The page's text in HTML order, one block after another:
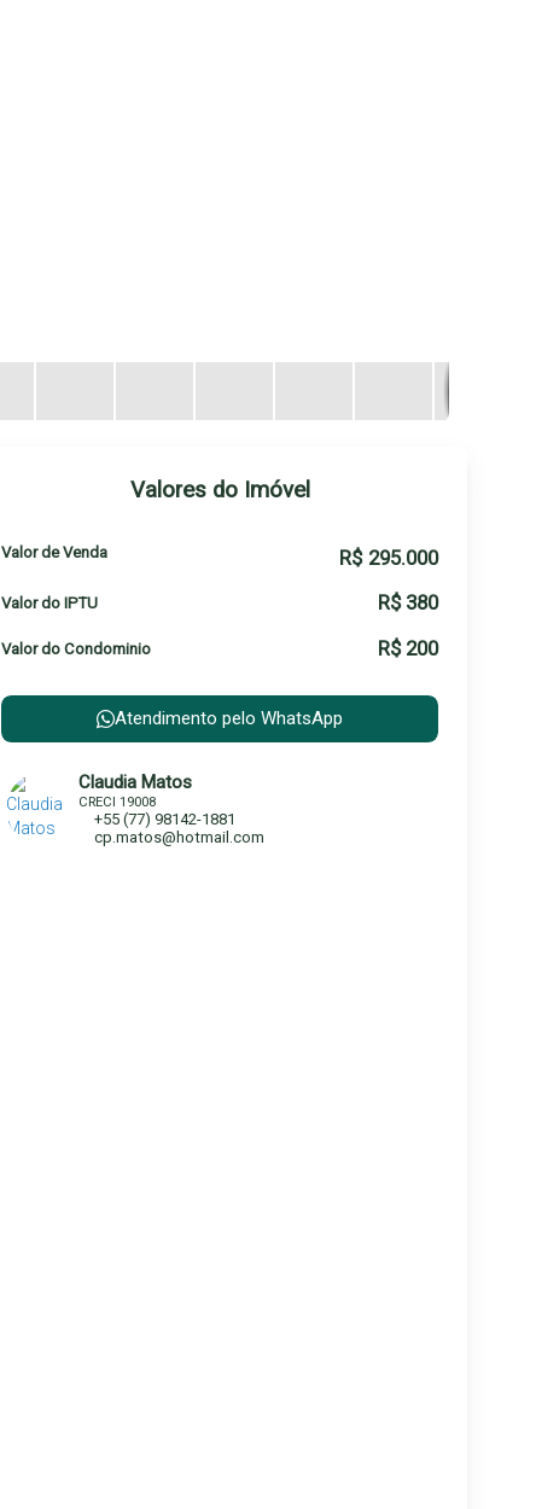
Valores do Imóvel
R$ 295.000
Valor de Venda
Valor do IPTU R$ 380
Valor do Condominio R$ 200
Atendimento pelo WhatsApp
Claudia Matos
CRECI 19008
+55 (77) 98142-1881
cp.matos@hotmail.com